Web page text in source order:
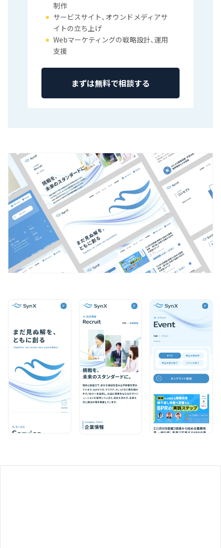
制作
サービスサイト、オウンドメディアサ
イトの立ち上げ
Webマーケティングの戦略設計、運用
支援
まずは無料で相談する